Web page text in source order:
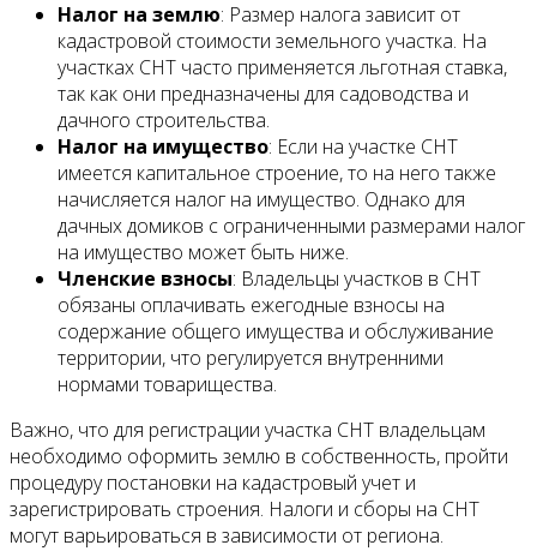
Налог на землю: Размер налога зависит от
кадастровой стоимости земельного участка. На
участках СНТ часто применяется льготная ставка,
так как они предназначены для садоводства и
дачного строительства.
Налог на имущество: Если на участке СНТ
имеется капитальное строение, то на него также
начисляется налог на имущество. Однако для
дачных домиков с ограниченными размерами налог
на имущество может быть ниже.
Членские взносы: Владельцы участков в СНТ
обязаны оплачивать ежегодные взносы на
содержание общего имущества и обслуживание
территории, что регулируется внутренними
нормами товарищества.
Важно, что для регистрации участка СНТ владельцам
необходимо оформить землю в собственность, пройти
процедуру постановки на кадастровый учет и
зарегистрировать строения. Налоги и сборы на СНТ
могут варьироваться в зависимости от региона.